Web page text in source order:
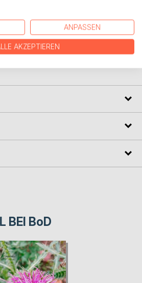
ist nicht viel Platz um sich
BEI BoD
ANPASSEN
AKZEPTIEREN